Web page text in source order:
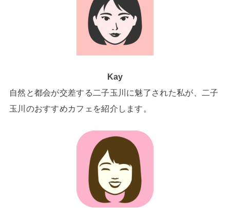
Kay
自然と都会が交差する二子玉川に魅了された私が、二子
玉川のおすすめカフェを紹介します。